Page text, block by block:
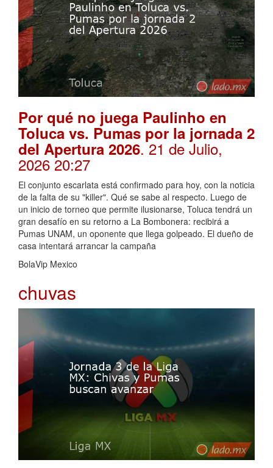
Por qué no juega Paulinho en
Toluca vs. Pumas por la jornada 2
del Apertura 2026. 21 de Julio,
2026 20:27
El conjunto escarlata está confirmado para hoy, con la noticia
de la falta de su "killer". Qué se sabe al respecto. Luego de
un inicio de torneo que permite ilusionarse, Toluca tendrá un
gran desafío en su retorno a La Bombonera: recibirá a
Pumas UNAM, un oponente que llega golpeado. El dueño de
casa intentará arrancar la campaña
BolaVip Mexico
chuvas